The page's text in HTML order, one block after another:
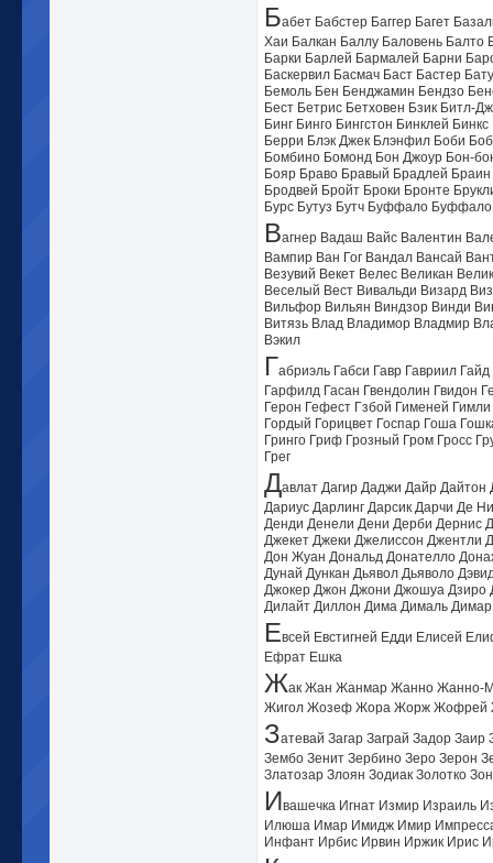
Бабет Бабстер Баггер Багет
Хаи Балкан Баллу Баловень
Барки Барлей Бармалей Барни
Баскервил Басмач Баст Бастер
Бемоль Бен Бенджамин Бендзо
Бест Бетрис Бетховен Бзик Битл-
Бинг Бинго Бингстон Бинклей
Берри Блэк Джек Блэнфил Боби
Бомбино Бомонд Бон Джоур Бон-
Бояр Браво Бравый Брадлей
Бродвей Бройт Броки Бронте
Бурс Бутуз Бутч Буффало
Вагнер Вадаш Вайс Валентин
Вампир Ван Гог Вандал Вансай
Везувий Векет Велес Великан
Веселый Вест Вивальди Визард
Вильфор Вильян Виндзор Винди
Витязь Влад Владимор Владмир
Вэкил
Габриэль Габси Гавр Гавриил
Гарфилд Гасан Гвендолин Гвидон
Герон Гефест Гзбой Гименей
Гордый Горицвет Госпар Гоша
Гринго Гриф Грозный Гром Гросс
Грег
Давлат Дагир Даджи Дайр
Дариус Дарлинг Дарсик Дарчи Де
Денди Денели Дени Дерби Дернис
Джекет Джеки Джелиссон Джентли
Дон Жуан Дональд Донателло
Дунай Дункан Дьявол Дьяволо
Джокер Джон Джони Джошуа Дзиро
Дилайт Диллон Дима Дималь Димар
Евсей Евстигней Едди Елисей
Ефрат Ешка
Жак Жан Жанмар Жанно Жанно-
Жигол Жозеф Жора Жорж Жофрей
Затевай Загар Заграй Задор
Зембо Зенит Зербино Зеро Зерон
Златозар Злоян Зодиак Золотко
Ивашечка Игнат Измир Израиль
Илюша Имар Имидж Имир
Инфант Ирбис Ирвин Иржик Ирис